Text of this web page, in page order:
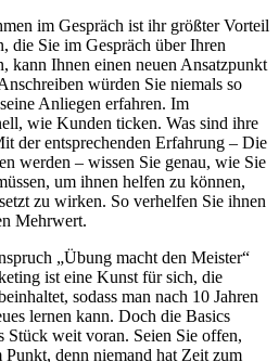
im Gespräch ist ihr größter Vorteil
die Sie im Gespräch über Ihren
kann Ihnen einen neuen Ansatzpunkt
würden Sie niemals so
Anliegen erfahren. Im
wie Kunden ticken. Was sind ihre
der entsprechenden Erfahrung – Die
werden – wissen Sie genau, wie Sie
um ihnen helfen zu können,
zu wirken. So verhelfen Sie ihnen
Mehrwert.
„Übung macht den Meister“
ist eine Kunst für sich, die
sodass man nach 10 Jahren
lernen kann. Doch die Basics
Stück weit voran. Seien Sie offen,
denn niemand hat Zeit zum